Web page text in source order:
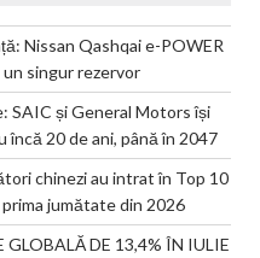
Nissan Qashqai e-POWER
singur rezervor
SAIC și General Motors își
20 de ani, până în 2047
chinezi au intrat în Top 10
jumătate din 2026
DE 13,4% ÎN IULIE